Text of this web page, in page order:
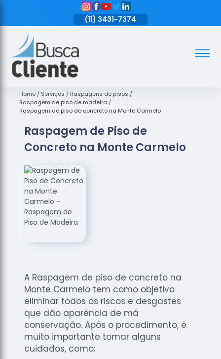
(11) 3431-7374
Assoalhos
de Madeira
Decks de
Empresas
de
de Madeira
Loja de
Assoalhos
Raspagem
de
Raspagem
de Tacos
de
Madeiras
Raspagens
de Pisos
Home Serviços
Raspagens de pisos
Raspagem de piso de madeira
Raspagem de piso de concreto na Monte Carmelo
Raspagem de Piso de
Concreto na Monte Carmelo
A Raspagem de piso de concreto na
Monte Carmelo tem como objetivo
eliminar todos os riscos e desgastes
que dão aparência de má
conservação. Após o procedimento, é
muito importante tomar alguns
cuidados, como: